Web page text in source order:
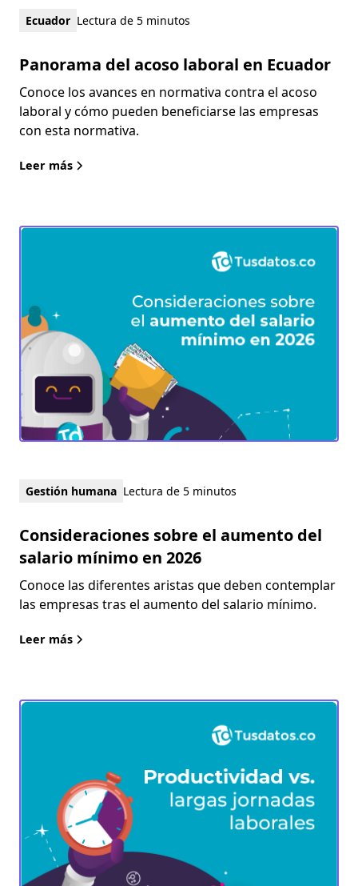
Ecuador Lectura de 5 minutos
Panorama del acoso laboral en Ecuador
Conoce los avances en normativa contra el acoso
laboral y cómo pueden beneficiarse las empresas
con esta normativa.
Leer más
Gestión humana Lectura de 5 minutos
Consideraciones sobre el aumento del
salario mínimo en 2026
Conoce las diferentes aristas que deben contemplar
las empresas tras el aumento del salario mínimo.
Leer más